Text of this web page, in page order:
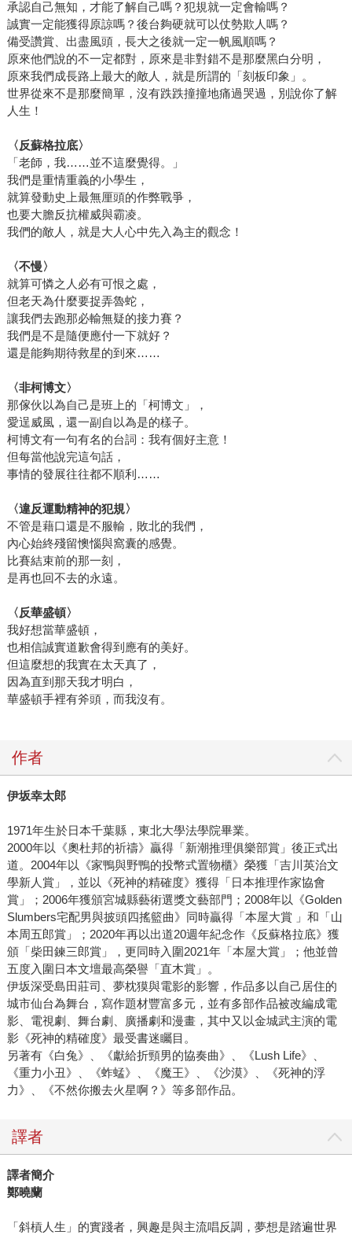
承認自己無知，才能了解自己嗎？犯規就一定會輸嗎？
誠實一定能獲得原諒嗎？後台夠硬就可以仗勢欺人嗎？
備受讚賞、出盡風頭，長大之後就一定一帆風順嗎？
原來他們說的不一定都對，原來是非對錯不是那麼黑白分明，
原來我們成長路上最大的敵人，就是所謂的「刻板印象」。
世界從來不是那麼簡單，沒有跌跌撞撞地痛過哭過，別說你了解
人生！
〈反蘇格拉底〉
「老師，我……並不這麼覺得。」
我們是重情重義的小學生，
就算發動史上最無厘頭的作弊戰爭，
也要大膽反抗權威與霸凌。
我們的敵人，就是大人心中先入為主的觀念！
〈不慢〉
就算可憐之人必有可恨之處，
但老天為什麼要捉弄魯蛇，
讓我們去跑那必輸無疑的接力賽？
我們是不是隨便應付一下就好？
還是能夠期待救星的到來……
〈非柯博文〉
那傢伙以為自己是班上的「柯博文」，
愛逞威風，還一副自以為是的樣子。
柯博文有一句有名的台詞：我有個好主意！
但每當他說完這句話，
事情的發展往往都不順利……
〈違反運動精神的犯規〉
不管是藉口還是不服輸，敗北的我們，
內心始終殘留懊惱與窩囊的感覺。
比賽結束前的那一刻，
是再也回不去的永遠。
〈反華盛頓〉
我好想當華盛頓，
也相信誠實道歉會得到應有的美好。
但這麼想的我實在太天真了，
因為直到那天我才明白，
華盛頓手裡有斧頭，而我沒有。
作者
伊坂幸太郎
1971年生於日本千葉縣，東北大學法學院畢業。
2000年以《奧杜邦的祈禱》贏得「新潮推理俱樂部賞」後正式出
道。2004年以《家鴨與野鴨的投幣式置物櫃》榮獲「吉川英治文
學新人賞」，並以《死神的精確度》獲得「日本推理作家協會
賞」；2006年獲頒宮城縣藝術選獎文藝部門；2008年以《Golden
Slumbers宅配男與披頭四搖籃曲》同時贏得「本屋大賞 」和「山
本周五郎賞」；2020年再以出道20週年紀念作《反蘇格拉底》獲
頒「柴田鍊三郎賞」，更同時入圍2021年「本屋大賞」；他並曾
五度入圍日本文壇最高榮譽「直木賞」。
伊坂深受島田莊司、夢枕獏與電影的影響，作品多以自己居住的
城市仙台為舞台，寫作題材豐富多元，並有多部作品被改編成電
影、電視劇、舞台劇、廣播劇和漫畫，其中又以金城武主演的電
影《死神的精確度》最受書迷矚目。
另著有《白兔》、《獻給折頸男的協奏曲》、《Lush Life》、
《重力小丑》、《蚱蜢》、《魔王》、《沙漠》、《死神的浮
力》、《不然你搬去火星啊？》等多部作品。
譯者
譯者簡介
鄭曉蘭
「斜槓人生」的實踐者，興趣是與主流唱反調，夢想是踏遍世界